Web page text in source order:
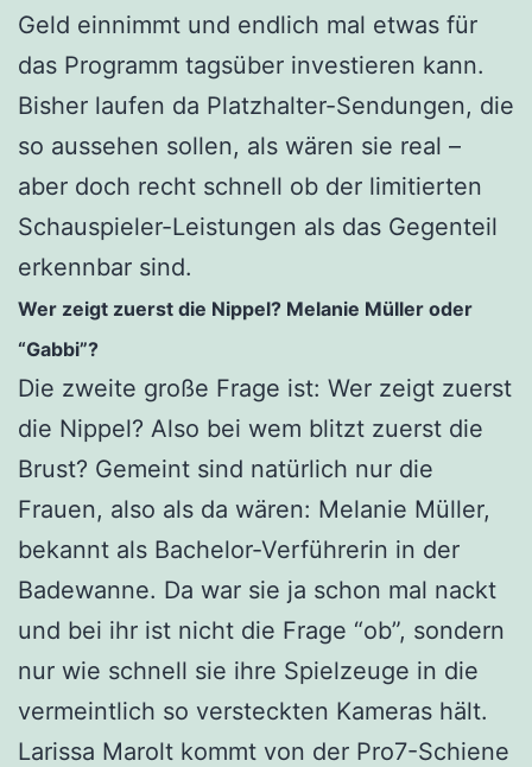
Geld einnimmt und endlich mal etwas für
das Programm tagsüber investieren kann.
Bisher laufen da Platzhalter-Sendungen, die
so aussehen sollen, als wären sie real –
aber doch recht schnell ob der limitierten
Schauspieler-Leistungen als das Gegenteil
erkennbar sind.
Wer zeigt zuerst die Nippel? Melanie Müller oder
“Gabbi”?
Die zweite große Frage ist: Wer zeigt zuerst
die Nippel? Also bei wem blitzt zuerst die
Brust? Gemeint sind natürlich nur die
Frauen, also als da wären: Melanie Müller,
bekannt als Bachelor-Verführerin in der
Badewanne. Da war sie ja schon mal nackt
und bei ihr ist nicht die Frage “ob”, sondern
nur wie schnell sie ihre Spielzeuge in die
vermeintlich so versteckten Kameras hält.
Larissa Marolt kommt von der Pro7-Schiene